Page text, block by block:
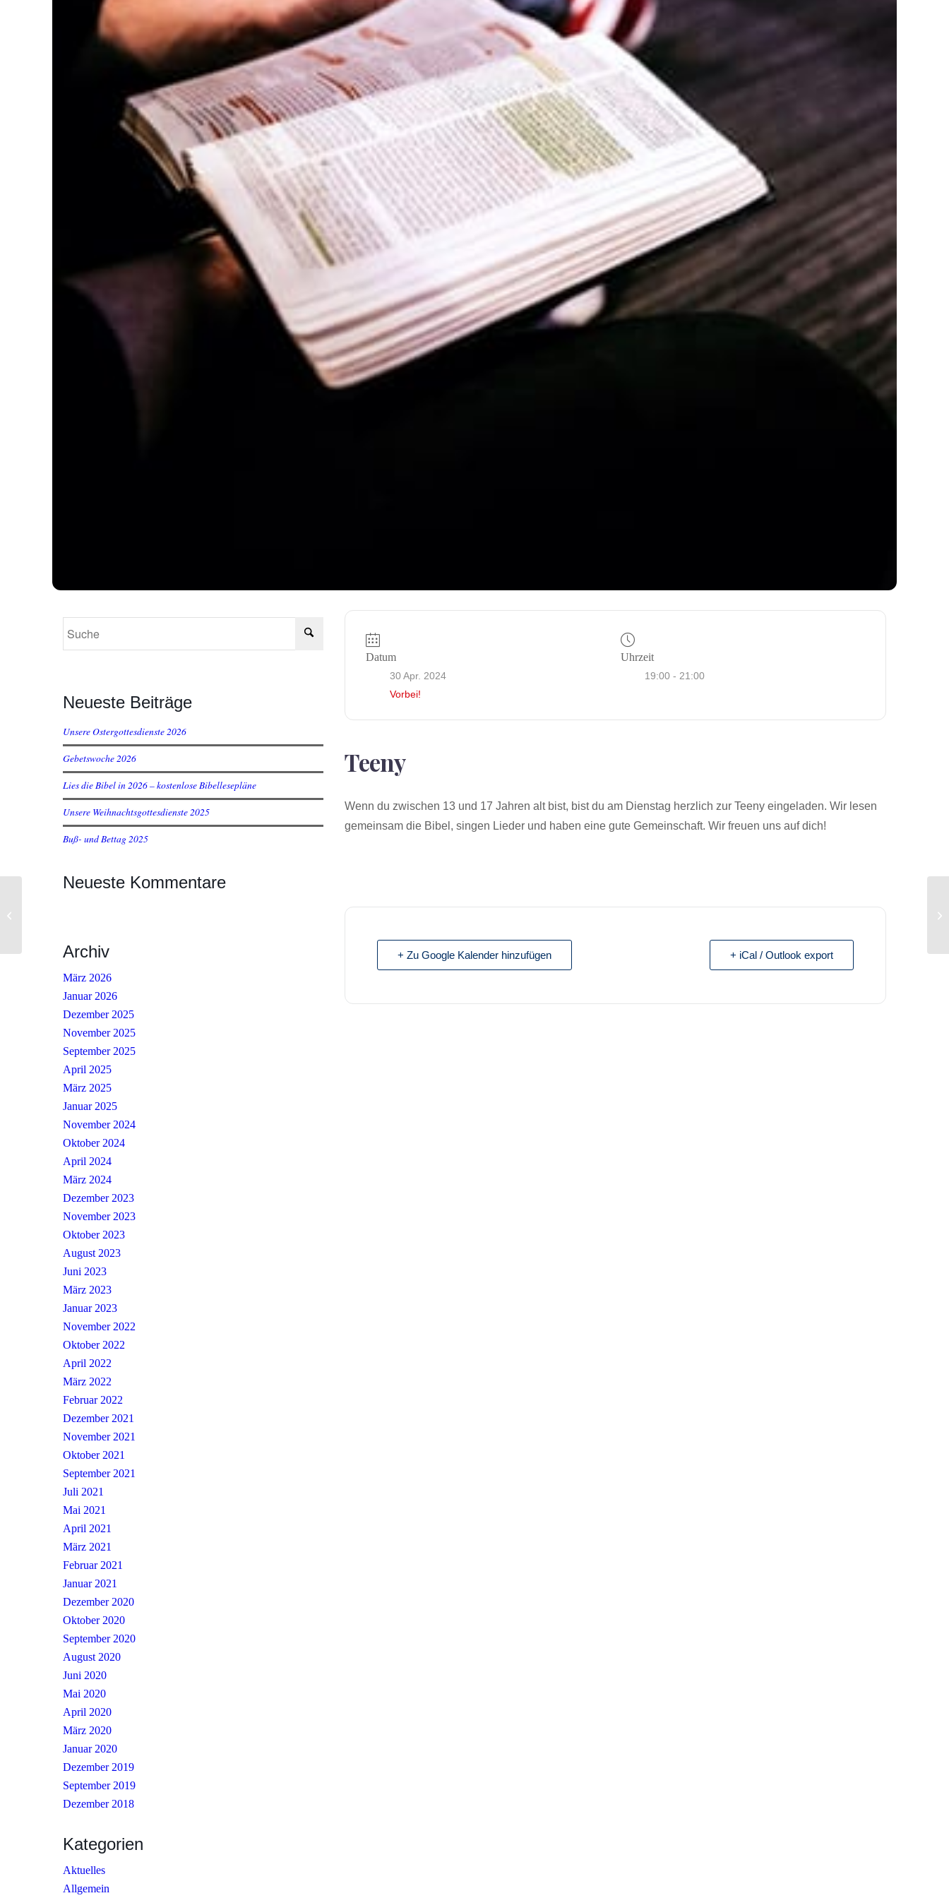
Neueste Beiträge
Unsere Ostergottesdienste 2026
Gebetswoche 2026
Lies die Bibel in 2026 – kostenlose Bibellesepläne
Unsere Weihnachtsgottesdienste 2025
Buß- und Bettag 2025
Neueste Kommentare
Archiv
März 2026
Januar 2026
Dezember 2025
November 2025
September 2025
April 2025
März 2025
Januar 2025
November 2024
Oktober 2024
April 2024
März 2024
Dezember 2023
November 2023
Oktober 2023
August 2023
Juni 2023
März 2023
Januar 2023
November 2022
Oktober 2022
April 2022
März 2022
Februar 2022
Dezember 2021
November 2021
Oktober 2021
September 2021
Juli 2021
Mai 2021
April 2021
März 2021
Februar 2021
Januar 2021
Dezember 2020
Oktober 2020
September 2020
August 2020
Juni 2020
Mai 2020
April 2020
März 2020
Januar 2020
Dezember 2019
September 2019
Dezember 2018
Kategorien
Aktuelles
Allgemein
Datum
30 Apr. 2024
Vorbei!
Uhrzeit
19:00 - 21:00
Teeny
Wenn du zwischen 13 und 17 Jahren alt bist, bist du am Dienstag herzlich zur Teeny eingeladen. Wir lesen
gemeinsam die Bibel, singen Lieder und haben eine gute Gemeinschaft. Wir freuen uns auf dich!
+ Zu Google Kalender hinzufügen + iCal / Outlook export